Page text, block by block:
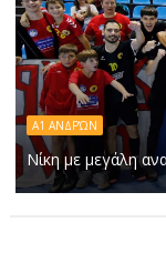
Α1 ΑΝΔΡΏΝ
Νίκη με μεγάλη